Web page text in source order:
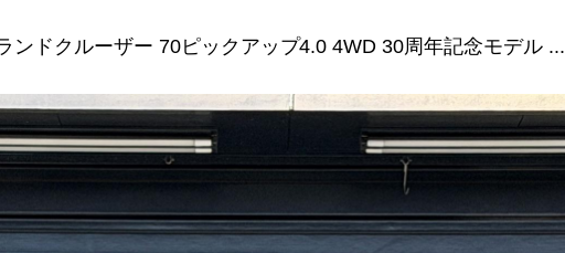
ンドクルーザー 70ピックアップ4.0 4WD 30周年記念モデル ...